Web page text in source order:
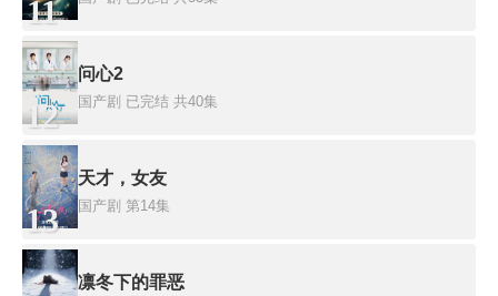
11
12
问心2
国产剧 已完结 共40集
13
天才，女友
国产剧 第14集
凛冬下的罪恶